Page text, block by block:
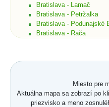
Bratislava - Lamač
Bratislava - Petržalka
Bratislava - Podunajské
Bratislava - Rača
Bratislava - Staré Mesto
Bratislava - Vrakuňa
Bratislava - Záhorská
Brekov
Miesto pre
Aktuálna mapa sa zobrazí po
priezvisko a meno